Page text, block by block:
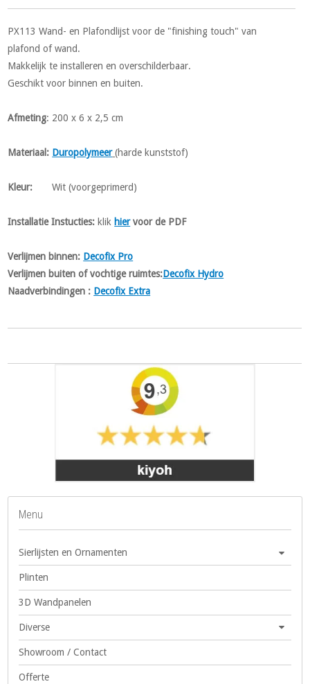
PX113 Wand- en Plafondlijst voor de "finishing touch" van
plafond of wand.
Makkelijk te installeren en overschilderbaar.
Geschikt voor binnen en buiten.
Afmeting: 200 x 6 x 2,5 cm
Materiaal : Duropolymeer (harde kunststof)
Kleur:Wit (voorgeprimerd)
Installatie Instucties: klik hiervoor de PDF
Verlijmen binnen: Decofix Pro
Verlijmen buiten of vochtige ruimtes:Decofix Hydro
Naadverbindingen : Decofix Extra
Menu
Sierlijsten en Ornamenten
Plinten
3D Wandpanelen
Diverse
Showroom / Contact
Offerte